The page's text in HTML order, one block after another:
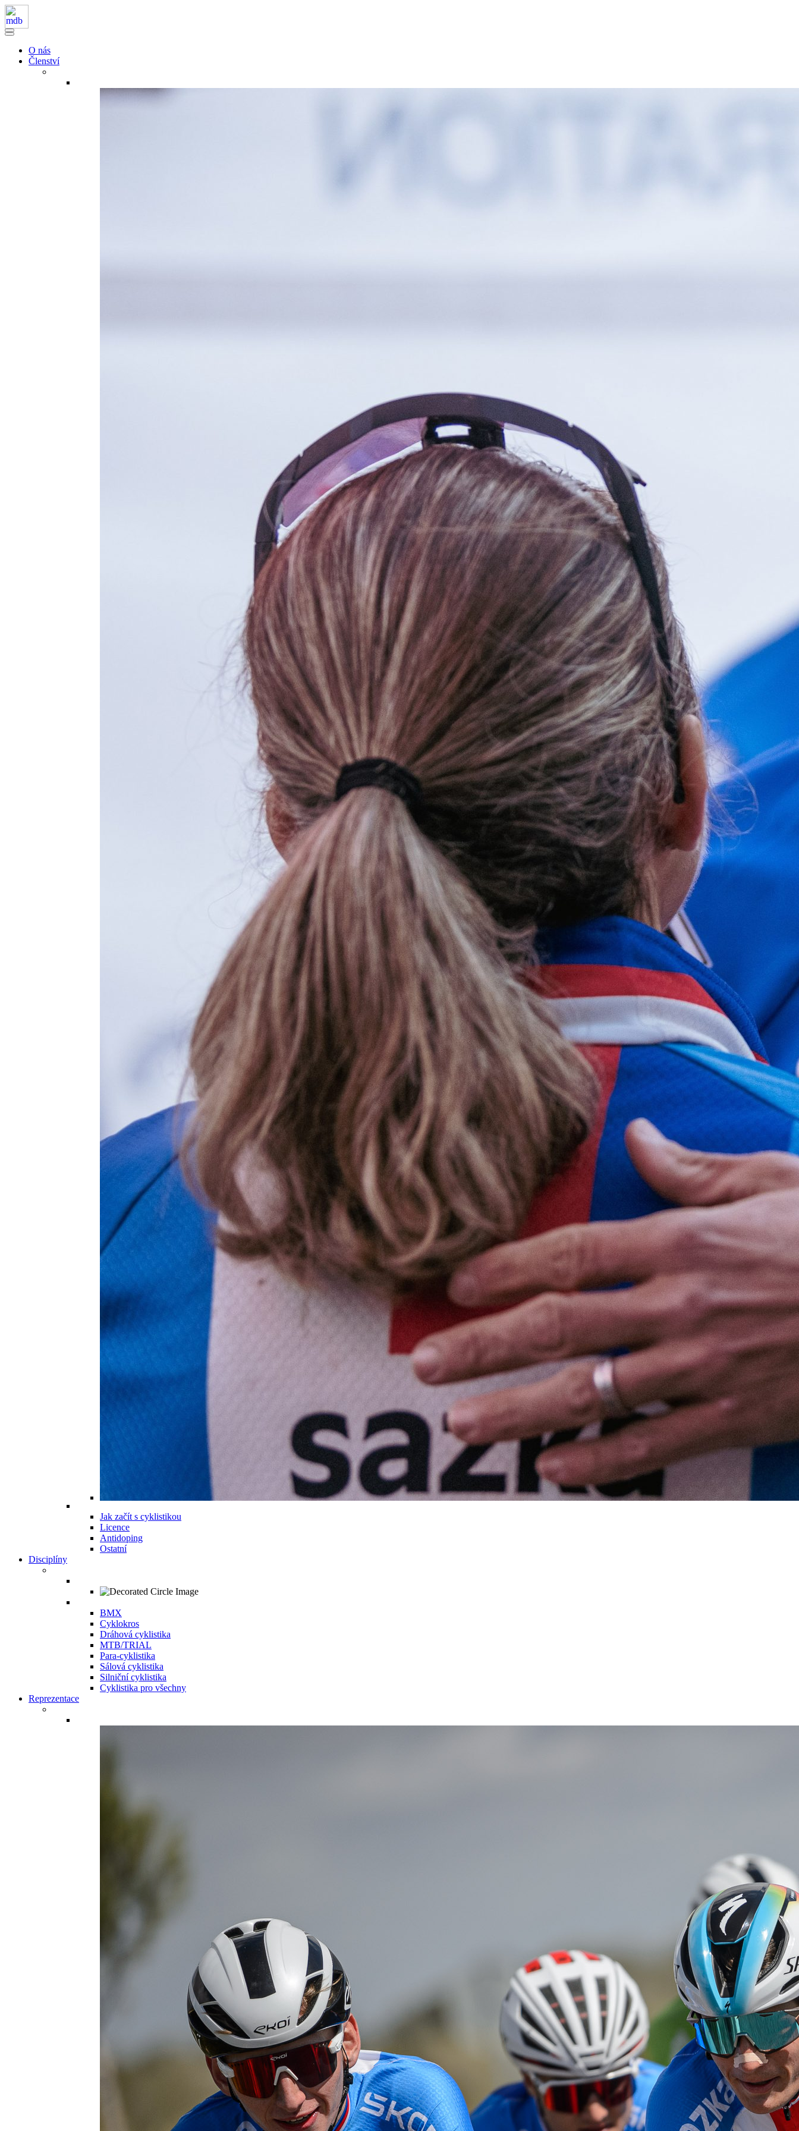
O nás
Členství
Jak začít s cyklistikou
Licence
Antidoping
Ostatní
Disciplíny
BMX
Cyklokros
Dráhová cyklistika
MTB/TRIAL
Para-cyklistika
Sálová cyklistika
Silniční cyklistika
Cyklistika pro všechny
Reprezentace